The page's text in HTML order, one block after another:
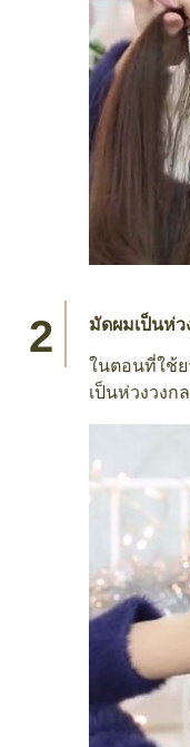
มัดผมเป็นห่ว
ในตอนที่ใช้
เป็นห่วงวง